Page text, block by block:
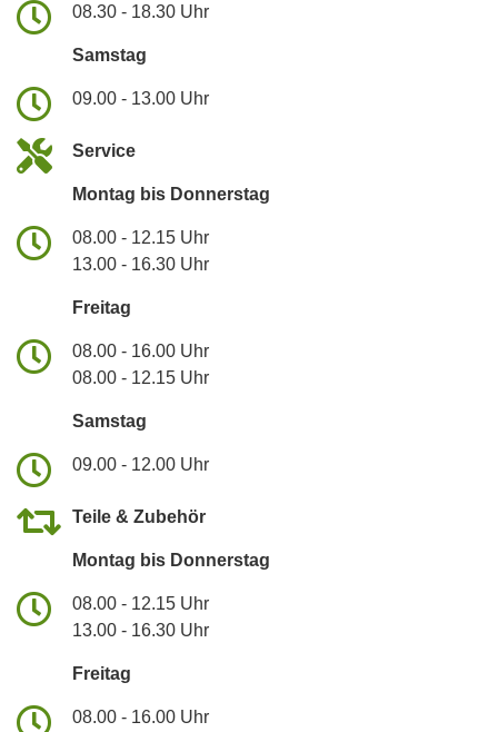
08.30 - 18.30 Uhr
Samstag
09.00 - 13.00 Uhr
Service
Montag bis Donnerstag
08.00 - 12.15 Uhr
13.00 - 16.30 Uhr
Freitag
08.00 - 16.00 Uhr
08.00 - 12.15 Uhr
Samstag
09.00 - 12.00 Uhr
Teile & Zubehör
Montag bis Donnerstag
08.00 - 12.15 Uhr
13.00 - 16.30 Uhr
Freitag
08.00 - 16.00 Uhr